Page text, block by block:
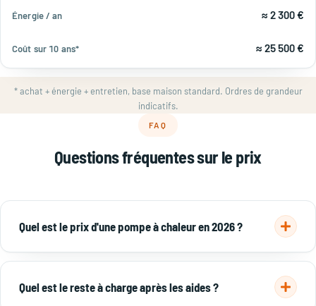
≈ 2 300 €
≈ 25 500 €
* achat + énergie + entretien, base maison standard. Ordres de grandeur
indicatifs.
FAQ
Questions fréquentes sur le prix
Quel est le prix d'une pompe à chaleur en 2026 ?
PAC air/air : 4 500–12 000 € · air/eau : 10 000–18 000 € ·
thermodynamique : 2 200–4 500 €, pose comprise et avant
Quel est le reste à charge après les aides ?